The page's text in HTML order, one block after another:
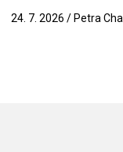
24. 7. 2026 / Petra